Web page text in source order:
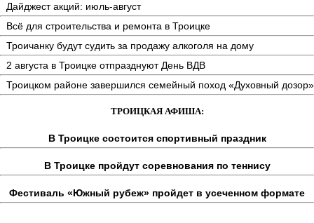
Дайджест акций: июль-август
Всё для строительства и ремонта в Троицке
Троичанку будут судить за продажу алкоголя на дому
2 августа в Троицке отпразднуют День ВДВ
Троицком районе завершился семейный поход «Духовный дозор»
ТРОИЦКАЯ АФИША:
В Троицке состоится спортивный праздник
В Троицке пройдут соревнования по теннису
Фестиваль «Южный рубеж» пройдет в усеченном формате